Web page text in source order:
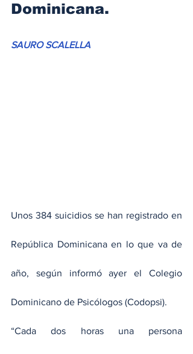
Dominicana.
SAURO SCALELLA
Unos 384 suicidios se han registrado en
República Dominicana en lo que va de
año, según informó ayer el Colegio
Dominicano de Psicólogos (Codopsi).
“Cada dos horas una persona